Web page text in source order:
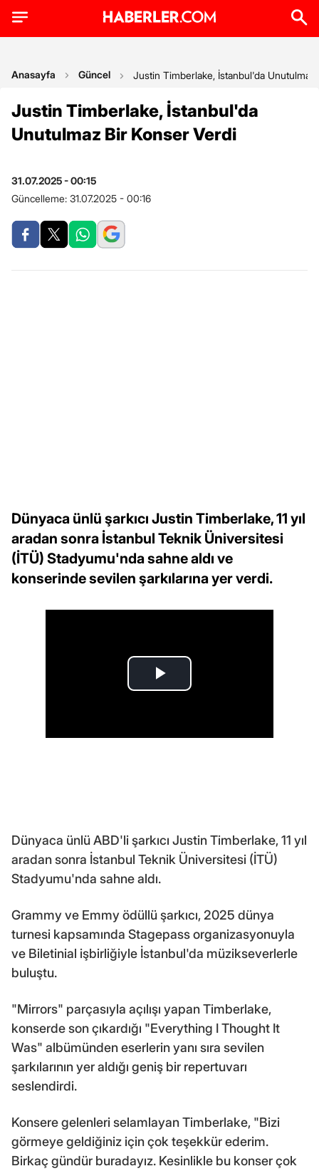
Anasayfa Güncel Justin Timberlake, İstanbul'da Unutulmaz
Justin Timberlake, İstanbul'da
Unutulmaz Bir Konser Verdi
31.07.2025 - 00:15
Güncelleme: 31.07.2025 - 00:16
Dünyaca ünlü şarkıcı Justin Timberlake, 11 yıl
aradan sonra İstanbul Teknik Üniversitesi
(İTÜ) Stadyumu'nda sahne aldı ve
konserinde sevilen şarkılarına yer verdi.
Dünyaca ünlü ABD'li şarkıcı Justin Timberlake, 11 yıl
aradan sonra İstanbul Teknik Üniversitesi (İTÜ)
Stadyumu'nda sahne aldı.
Grammy ve Emmy ödüllü şarkıcı, 2025 dünya
turnesi kapsamında Stagepass organizasyonuyla
ve Biletinial işbirliğiyle İstanbul'da müzikseverlerle
buluştu.
"Mirrors" parçasıyla açılışı yapan Timberlake,
konserde son çıkardığı "Everything I Thought It
Was" albümünden eserlerin yanı sıra sevilen
şarkılarının yer aldığı geniş bir repertuvarı
seslendirdi.
Konsere gelenleri selamlayan Timberlake, "Bizi
görmeye geldiğiniz için çok teşekkür ederim.
Birkaç gündür buradayız. Kesinlikle bu konser çok